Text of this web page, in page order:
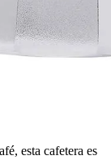
esta cafetera es